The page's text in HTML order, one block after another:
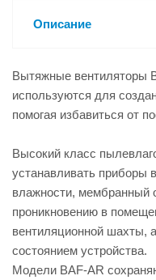
Описание
Вытяжные вентиляторы
используются для
помогая избавиться от
Высокий класс
устанавливать приборы
влажности, мембранный
проникновению в
вентиляционной шахты,
состоянием устройства.
Модели BAF-AR